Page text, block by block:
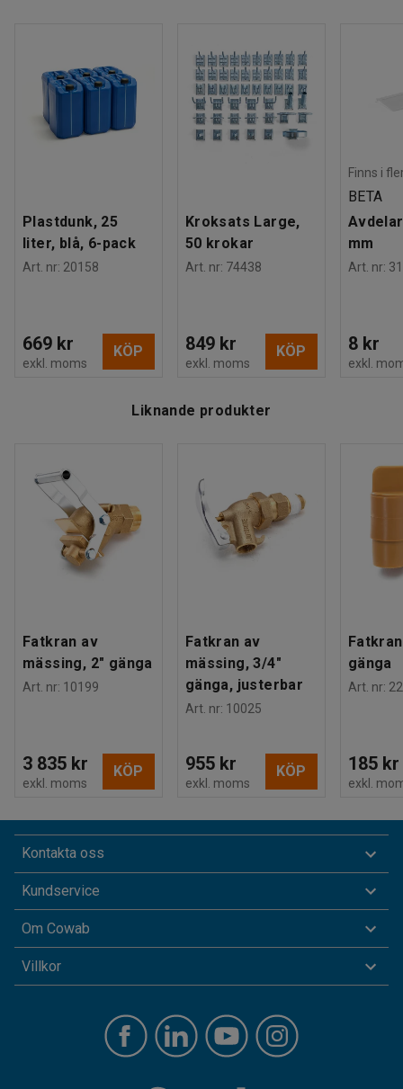
Plastdunk, 25
liter, blå, 6-pack
Art. nr: 20158
669 kr
exkl. moms
KÖP
Kroksats Large,
50 krokar
Art. nr: 74438
849 kr
exkl. moms
KÖP
Finns i
BETA
mm
Art. nr:
8 kr
exkl.
Liknande produkter
Fatkran av
mässing, 2" gänga
Art. nr: 10199
3 835 kr
exkl. moms
KÖP
Fatkran av
mässing, 3/4"
gänga, justerbar
Art. nr: 10025
955 kr
exkl. moms
KÖP
gänga
Art. nr:
185 kr
exkl.
Kontakta oss
Kundservice
Om Cowab
Villkor